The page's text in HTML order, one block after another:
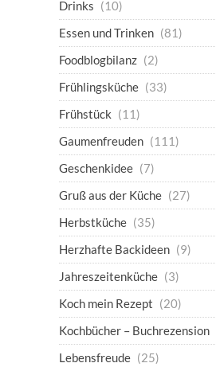
Drinks (10)
Essen und Trinken (81)
Foodblogbilanz (2)
Frühlingsküche (33)
Frühstück (11)
Gaumenfreuden (111)
Geschenkidee (7)
Gruß aus der Küche (27)
Herbstküche (35)
Herzhafte Backideen (9)
Jahreszeitenküche (3)
Koch mein Rezept (20)
Kochbücher – Buchrezension
Lebensfreude (25)